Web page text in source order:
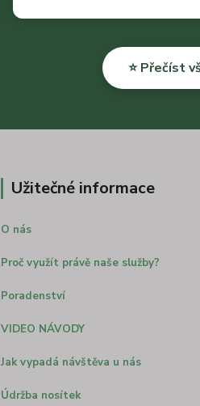
⭐ Přečíst
Užitečné informace
O nás
Proč využít právě naše služby?
Poradenství
VIDEO NÁVODY
Jak vypadá návštěva u nás
Údržba nosítek